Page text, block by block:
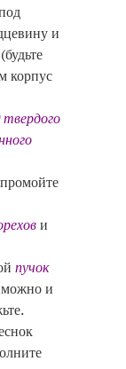
и
корпус
и
пучок
и